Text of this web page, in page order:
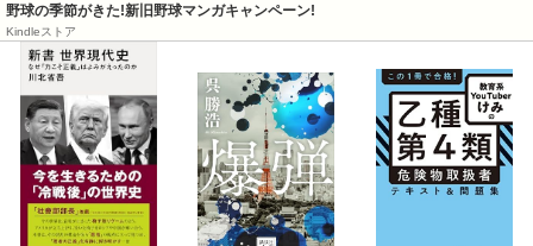
野球の季節がきた!新旧野球マンガキャンペーン!
Kindleストア